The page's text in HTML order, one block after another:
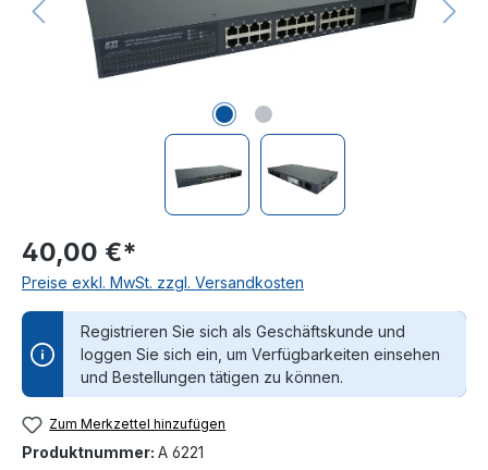
40,00 €*
Preise exkl. MwSt. zzgl. Versandkosten
Registrieren Sie sich als Geschäftskunde und
loggen Sie sich ein, um Verfügbarkeiten einsehen
und Bestellungen tätigen zu können.
Zum Merkzettel hinzufügen
Produktnummer: A 6221